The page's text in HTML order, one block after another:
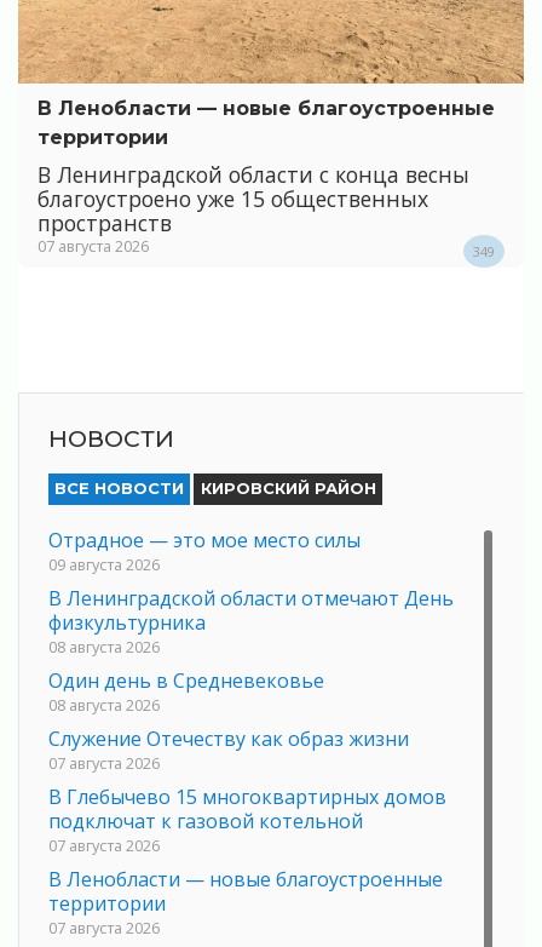
В Ленобласти — новые благоустроенные
территории
В Ленинградской области с конца весны
благоустроено уже 15 общественных
пространств
07 августа 2026 349
НОВОСТИ
ВСЕ НОВОСТИ КИРОВСКИЙ РАЙОН
Отрадное — это мое место силы
09 августа 2026
В Ленинградской области отмечают День
физкультурника
08 августа 2026
Один день в Средневековье
08 августа 2026
Служение Отечеству как образ жизни
07 августа 2026
В Глебычево 15 многоквартирных домов
подключат к газовой котельной
07 августа 2026
В Ленобласти — новые благоустроенные
территории
07 августа 2026